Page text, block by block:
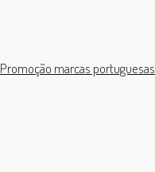
Promoção marcas portuguesas